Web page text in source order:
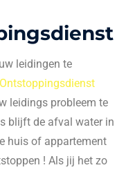
leidingen te
Ontstoppingsdienst
leidings probleem te
blijft de afval water in
huis of appartement
! Als jij het zo